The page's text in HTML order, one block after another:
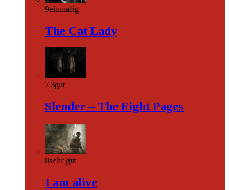
9einmalig
The Cat Lady
7.3gut
Slender – The Eight Pages
8sehr gut
I am alive